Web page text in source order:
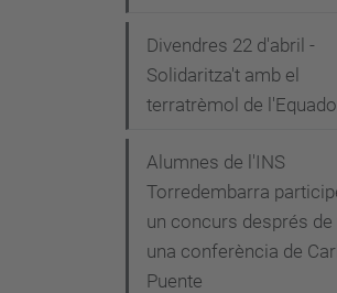
Divendres 22 d'abril -
Solidaritza't amb el
terratrèmol de
Alumnes de l'INS
Torredembarra
un concurs després de
una conferència de
Puente